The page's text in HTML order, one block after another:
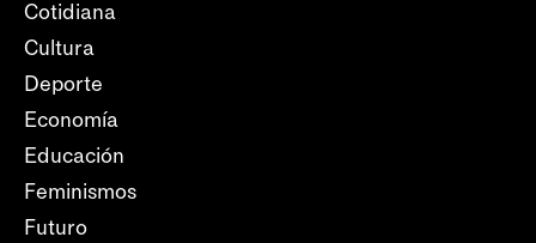
Cotidiana
Cultura
Deporte
Economía
Educación
Feminismos
Futuro